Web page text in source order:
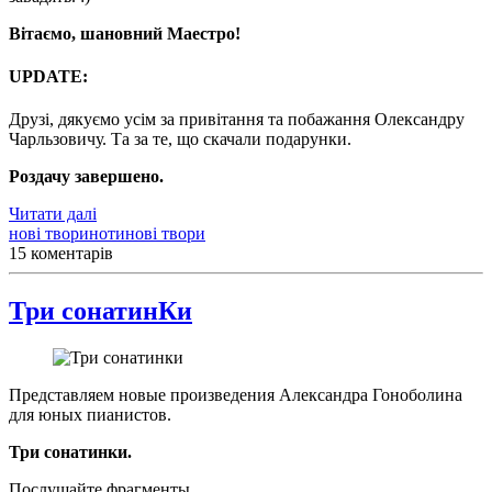
Вітаємо, шановний Маестро!
UPDATE:
Друзі, дякуємо усім за привітання та побажання Олександру
Чарльзовичу. Та за те, що скачали подарунки.
Роздачу завершено.
Читати далі
нові творинотинові твори
15 коментарів
Три сонатинКи
Представляем новые произведения Александра Гоноболина
для юных пианистов.
Три сонатинки.